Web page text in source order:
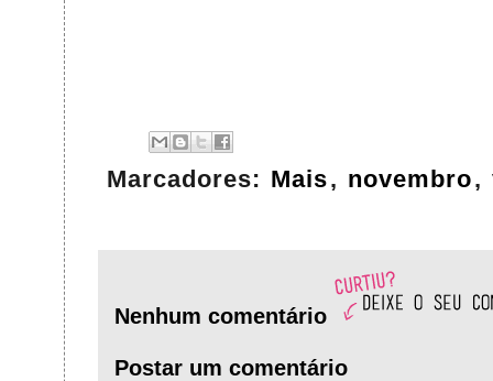
Marcadores: Mais, novembro,
Nenhum comentário
Postar um comentário